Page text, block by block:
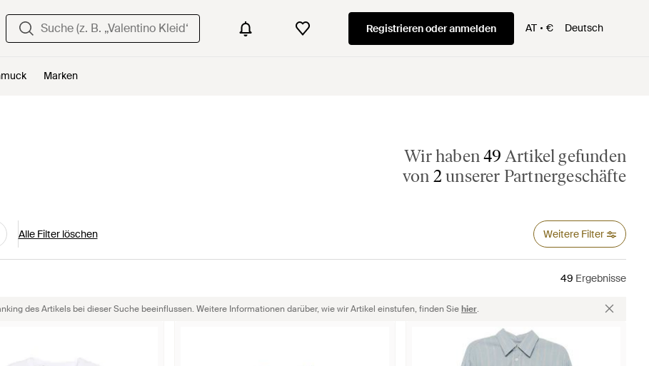
Registrieren oder anmelden AT € Deutsch
Marken
Wir haben49 Artikel gefunden
von 2 unserer Partnergeschäfte
Alle Filter löschen Weitere Filter
49 Ergebnisse
des Artikels bei dieser Suche beeinflussen. Weitere Informationen darüber, wie wir Artikel einstufen, finden Siehier.